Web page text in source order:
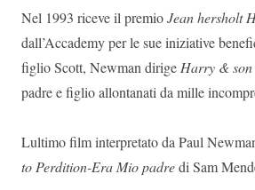
Nel 1993 riceve il premioJean hersholt
dall’Accademy per le sue iniziative
figlio Scott, Newman dirige Harry & son
padre e figlio allontanati da mille
Lultimo film interpretato da Paul
to Perdition-Era Mio padredi Sam